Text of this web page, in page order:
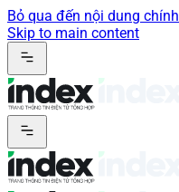
Bỏ qua đến nội dung chính
Skip to main content